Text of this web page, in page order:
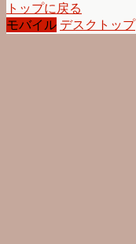
トップに戻る
モバイル デスクトップ